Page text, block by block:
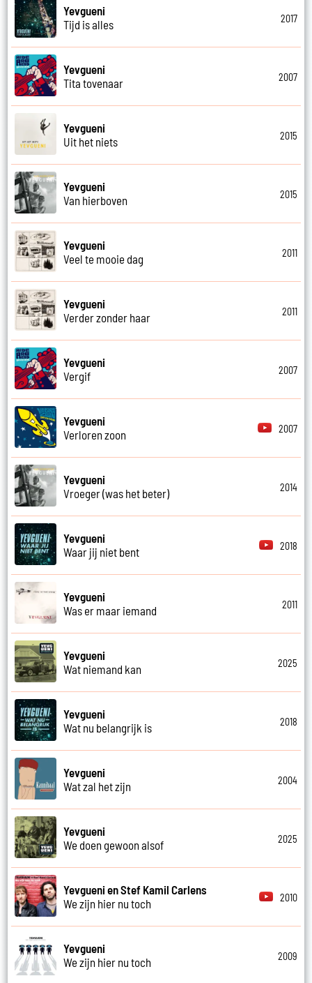
Yevgueni
Tijd is alles
2017
Yevgueni
Tita tovenaar
2007
Yevgueni
Uit het niets
2015
Yevgueni
Van hierboven
2015
Yevgueni
Veel te mooie dag
2011
Yevgueni
Verder zonder haar
2011
Yevgueni
Vergif
2007
Yevgueni
Verloren zoon
2007
Yevgueni
Vroeger (was het beter)
2014
Yevgueni
Waar jij niet bent
2018
Yevgueni
Was er maar iemand
2011
Yevgueni
Wat niemand kan
2025
Yevgueni
Wat nu belangrijk is
2018
Yevgueni
Wat zal het zijn
2004
Yevgueni
We doen gewoon alsof
2025
Yevgueni en Stef Kamil Carlens
We zijn hier nu toch
2010
Yevgueni
We zijn hier nu toch
2009